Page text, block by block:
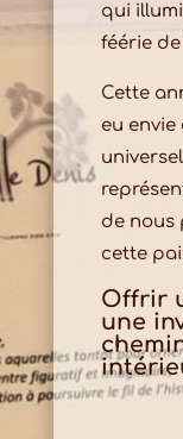
qui
féérie
Cette
eu envie
de nous
cette
Offrir
une